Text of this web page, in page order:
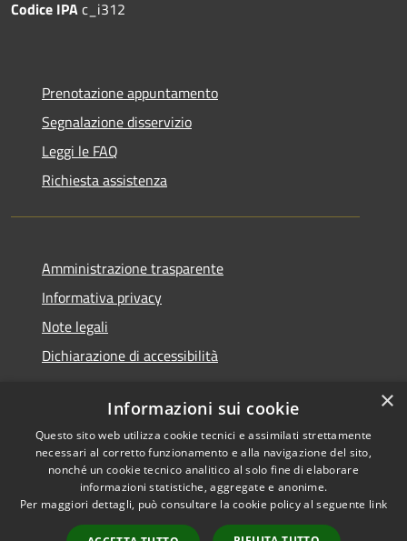
Codice IPAc_i312
Prenotazione appuntamento
Segnalazione disservizio
Leggi le FAQ
Richiesta assistenza
Amministrazione trasparente
Informativa privacy
Note legali
Dichiarazione di accessibilità
RSS
Accessibilità
Cookie
Mappa del sito
Copyright © 2026 • Comune di
Santa Teresa Gallura •
Powered byMunicipium
Accesso redazione
×
Informazioni sui cookie
Questo sito web utilizza cookie tecnici e assimilati strettamente
necessari al corretto funzionamento e alla navigazione del sito,
nonché un cookie tecnico analitico al solo fine di elaborare
informazioni statistiche, aggregate e anonime.
Per maggiori dettagli, può consultare la cookie policy al seguente link